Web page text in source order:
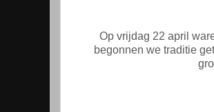
Op vrijdag 22 april
begonnen we traditie